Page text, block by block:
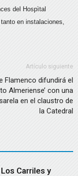
del Hospìtal
en instalaciones,
Artículo siguiente
Flamenco difundirá el
Almeriense’ con una
en el claustro de
la Catedral
Carriles y